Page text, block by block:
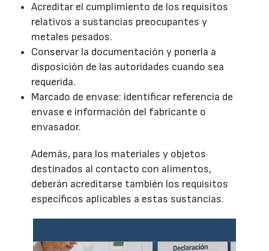
Acreditar el cumplimiento de los requisitos
relativos a sustancias preocupantes y
metales pesados.
Conservar la documentación y ponerla a
disposición de las autoridades cuando sea
requerida.
Marcado de envase: identificar referencia de
envase e información del fabricante o
envasador.
Además, para los materiales y objetos
destinados al contacto con alimentos,
deberán acreditarse también los requisitos
específicos aplicables a estas sustancias.